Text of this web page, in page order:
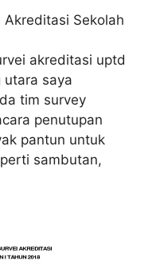
Akreditasi Sekolah
akreditasi uptd
utara saya
tim survey
penutupan
pantun untuk
sambutan,